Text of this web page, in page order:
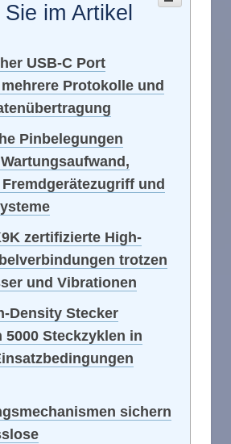
im Artikel
USB-C Port
Protokolle und
Pinbelegungen
und
zertifizierte High-
trotzen
und Vibrationen
Density Stecker
5000 Steckzyklen in
sichern